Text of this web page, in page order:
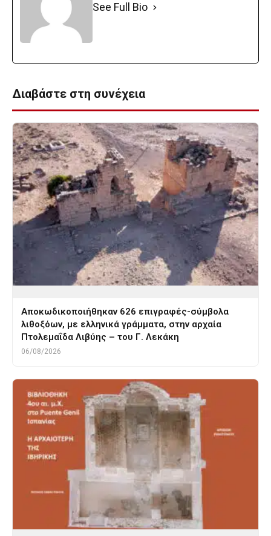
See Full Bio
Διαβάστε στη συνέχεια
Αποκωδικοποιήθηκαν 626 επιγραφές-σύμβολα
λιθοξόων, με ελληνικά γράμματα, στην αρχαία
Πτολεμαΐδα Λιβύης – του Γ. Λεκάκη
06/08/2026